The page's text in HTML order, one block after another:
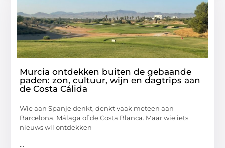
Murcia ontdekken buiten de gebaande
paden: zon, cultuur, wijn en dagtrips aan
de Costa Cálida
Wie aan Spanje denkt, denkt vaak meteen aan
Barcelona, Málaga of de Costa Blanca. Maar wie iets
nieuws wil ontdekken
...